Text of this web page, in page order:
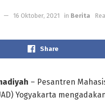
16 Oktober, 2021 in Berita
Share
– Pesantren
Yogyakarta